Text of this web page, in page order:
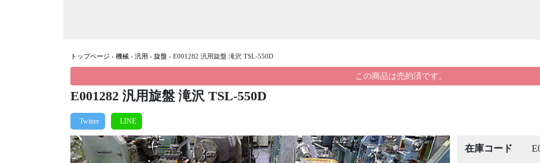
トップページ › 機械 › 汎用 › 旋盤 › E001282 汎用旋盤 滝沢 TSL-550D
この商品は売約済です。
E001282 汎用旋盤 滝沢 TSL-550D
在庫コード